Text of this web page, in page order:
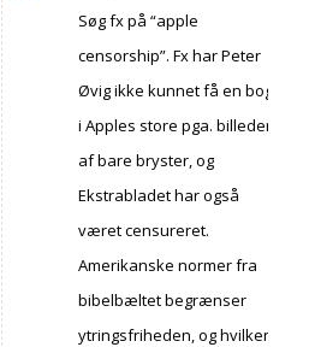
Søg fx på “apple
censorship”. Fx har Peter
Øvig ikke kunnet få en bog
i Apples store pga. billeder
af bare bryster, og
Ekstrabladet har også
været censureret.
Amerikanske normer fra
bibelbæltet begrænser
ytringsfriheden, og hvilken